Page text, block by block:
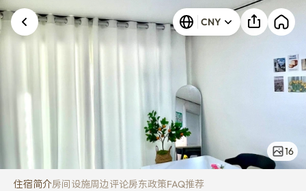
2 Cozy Share House near
CNY
16
住宿简介房间设施周边评论房东政策FAQ推荐